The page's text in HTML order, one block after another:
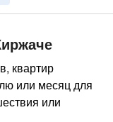
квартир
или месяц для
или